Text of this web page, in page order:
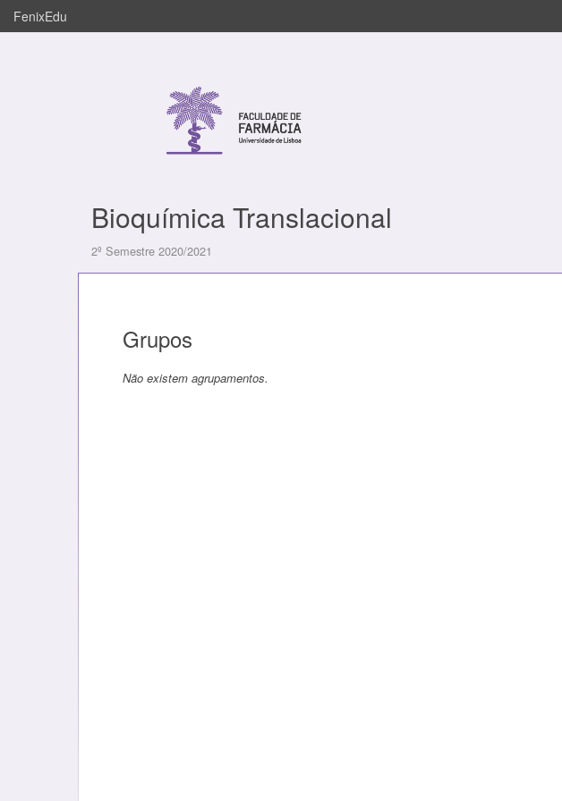
FenixEdu
Bioquímica Translacional
2º Semestre 2020/2021
Grupos
Não existem agrupamentos.